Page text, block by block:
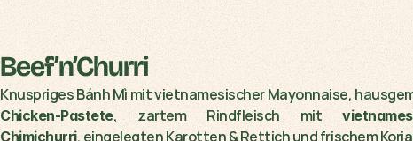
Beef’n’Churri
Chicken-Pastete, zartem Rindfleisch mit
Chimichurri, eingelegten Karotten & Rettich und frischem